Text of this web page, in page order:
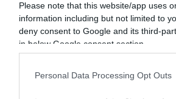
Please note that this website/app uses
information including but not limited to
deny consent to Google and its third-
in below Google consent section.
Personal Data Processing Opt Outs
Εξώφυλλο
περιοδικό
«Όσα
Θέατρο